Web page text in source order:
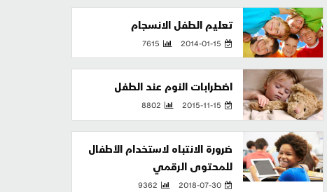
تعليم الطفل الانسجام
2014-01-15
7615
اضطرابات النوم عند الطفل
2015-11-15
8802
ضرورة الانتباه لاستخدام الأطفال
للمحتوى الرقمي
2018-07-30
9362